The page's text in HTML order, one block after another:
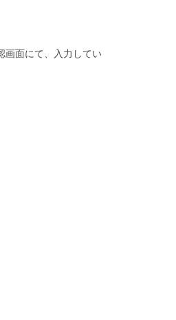
画面にて、入力してい